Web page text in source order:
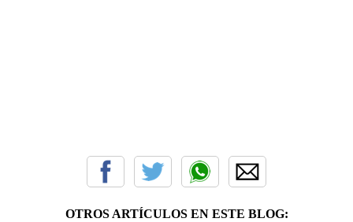
OTROS ARTÍCULOS EN ESTE BLOG: